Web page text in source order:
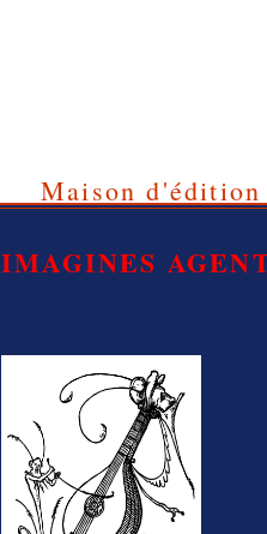
Maison
IMAGINES